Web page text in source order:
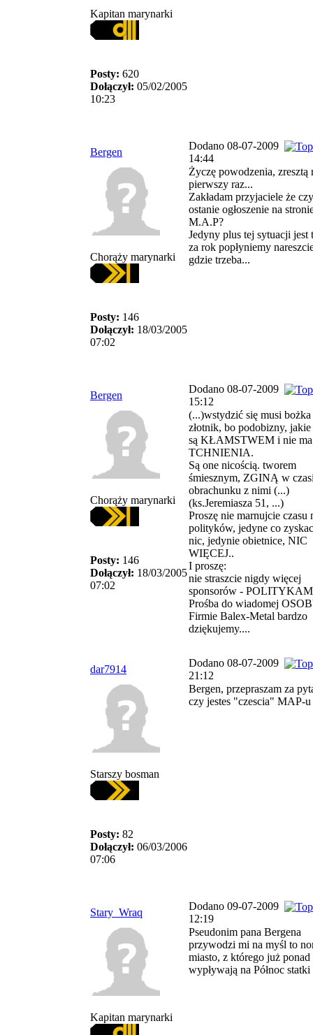
Kapitan marynarki
Posty: 620
Dołączył: 05/02/2005
10:23
Bergen
Dodano 08-07-2009
14:44
Chorąży marynarki
Posty: 146
Dołączył: 18/03/2005
07:02
Życzę powodzenia, zresztą
pierwszy raz...
Zakładam przyjaciele że
ostanie ogłoszenie na
M.A.P?
Jedyny plus tej sytuacji jest
za rok popłyniemy
gdzie trzeba...
Bergen
Dodano 08-07-2009
15:12
Chorąży marynarki
Posty: 146
Dołączył: 18/03/2005
07:02
(...)wstydzić się musi
złotnik, bo podobizny, jakie
są KŁAMSTWEM i nie
TCHNIENIA.
Są one nicością. tworem
śmiesznym, ZGINĄ w
obrachunku z nimi (...)
(ks.Jeremiasza 51, ...)
Proszę nie marnujcie czasu
polityków, jedyne co
nic, jedynie obietnice, NIC
WIĘCEJ..
I proszę:
nie straszcie nigdy więcej
sponsorów -
Prośba do wiadomej
Firmie Balex-Metal bardzo
dziękujemy....
dar7914
Dodano 08-07-2009
21:12
Starszy bosman
Posty: 82
Dołączył: 06/03/2006
07:06
Bergen, przepraszam za
czy jestes "czescia" MAP-u
Stary_Wraq
Dodano 09-07-2009
12:19
Kapitan marynarki
Pseudonim pana Bergena
przywodzi mi na myśl to
miasto, z którego już ponad
wypływają na Północ